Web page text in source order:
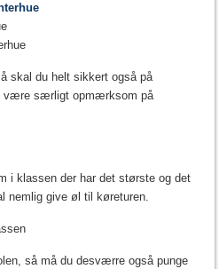
skal du helt sikkert også på
være særligt opmærksom på
i klassen der har det største og det
nemlig give øl til køreturen.
så må du desværre også punge